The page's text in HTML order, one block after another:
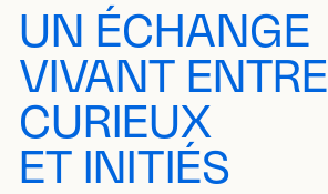
UN ÉCHANGE
VIVANT ENTRE
CURIEUX
ET INITIÉS